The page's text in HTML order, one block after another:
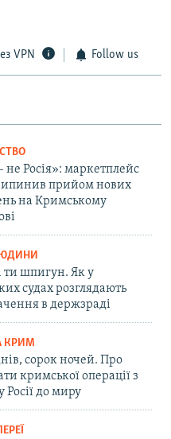
VPN Follow us
не Росія»: маркетплейс
прийом нових
на Кримському
ти шпигун. Як у
судах розглядають
в держзраді
КРИМ
сорок ночей. Про
кримської операції з
Росії до миру